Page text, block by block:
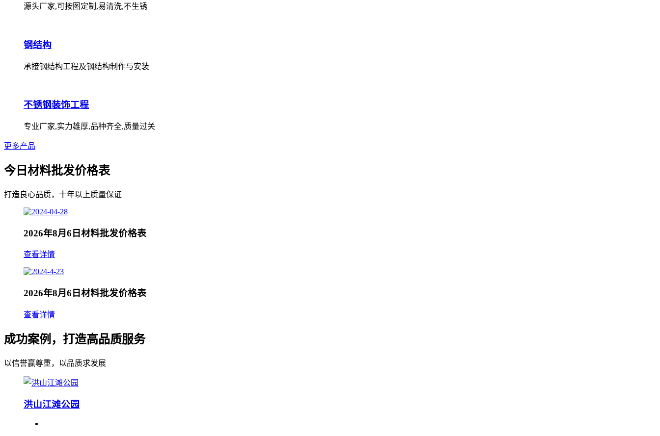
源头厂家,可按图定制,易清洗,不生锈
钢结构
承接钢结构工程及钢结构制作与安装
不锈钢装饰工程
专业厂家,实力雄厚,品种齐全,质量过关
更多产品
今日材料批发价格表
打造良心品质，十年以上质量保证
2026年8月6日材料批发价格表
查看详情
2026年8月6日材料批发价格表
查看详情
成功案例，打造高品质服务
以信誉赢尊重，以品质求发展
洪山江滩公园